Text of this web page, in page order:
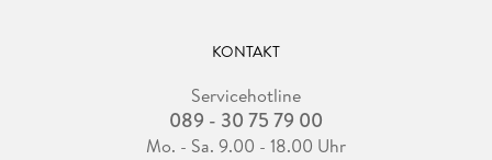
KONTAKT
Servicehotline
089 - 30 75 79 00
Mo. - Sa. 9.00 - 18.00 Uhr